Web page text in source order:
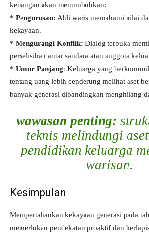
keuangan akan menumbuhkan:
* Pengurusan: Ahli waris memahami nilai
kekayaan.
* Mengurangi Konflik: Dialog terbuka
perselisihan antar saudara atau anggota
* Umur Panjang: Keluarga yang
tentang uang lebih cenderung melihat aset
banyak generasi dibandingkan menghilang
wawasan penting:
teknis melindungi aset
pendidikan keluarga
warisan.
Kesimpulan
Mempertahankan kekayaan generasi pada
memerlukan pendekatan proaktif dan